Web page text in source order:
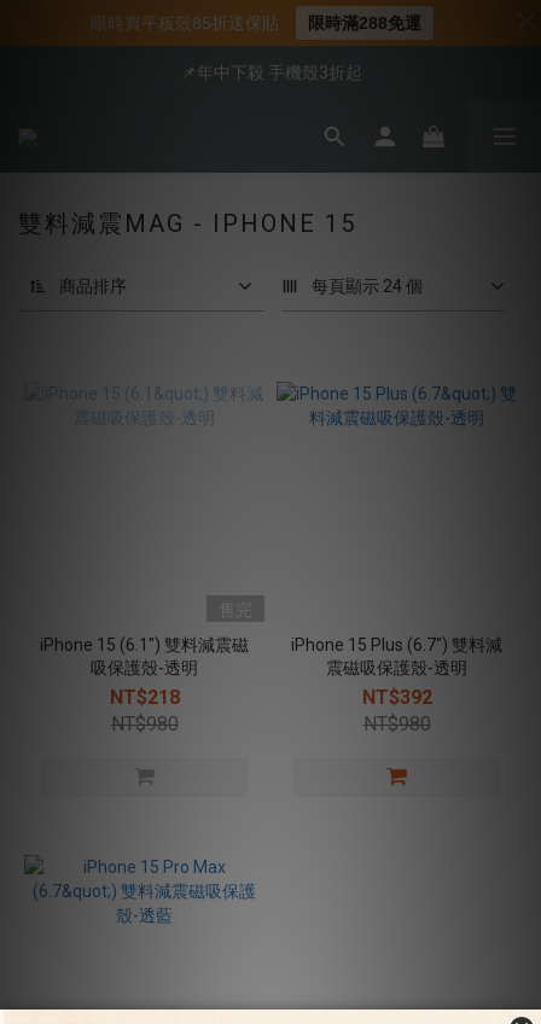
📍新客首購現折$50｜加入會員立即領取
📍新客首購現折$50｜加入會員立即領取
📌年中下殺 手機殼3折起
會員享全館95折優惠
📍新客首購現折$50｜加入會員立即領取
雙料減震MAG - IPHONE 15
商品排序 每頁顯示 24 個
售完
iPhone 15 (6.1") 雙料減震磁
吸保護殼-透明
NT$218
NT$980
iPhone 15 Plus (6.7") 雙料減
震磁吸保護殼-透明
NT$392
NT$980
限時買平板殼85折送保貼 限時滿288免運